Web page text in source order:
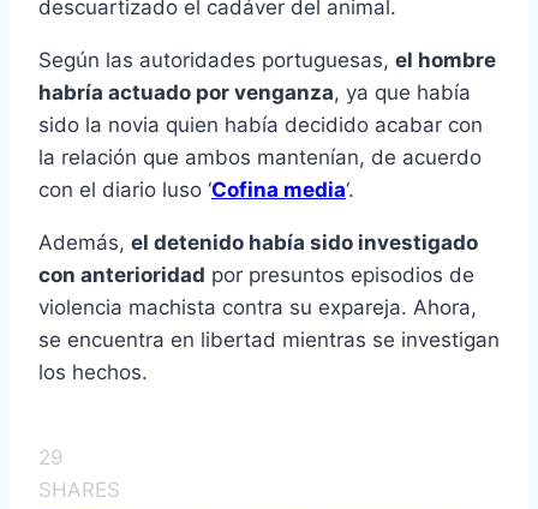
descuartizado el cadáver del animal.
Según las autoridades portuguesas, el hombre
habría actuado por venganza, ya que había
sido la novia quien había decidido acabar con
la relación que ambos mantenían, de acuerdo
con el diario luso ‘Cofina media‘.
Además, el detenido había sido investigado
con anterioridad por presuntos episodios de
violencia machista contra su expareja. Ahora,
se encuentra en libertad mientras se investigan
los hechos.
29
SHARES